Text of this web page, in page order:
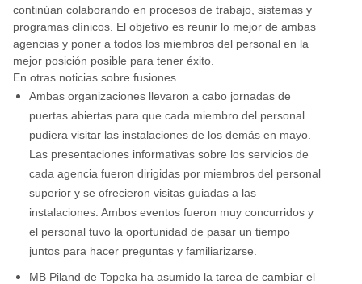
continúan colaborando en procesos de trabajo, sistemas y
programas clínicos. El objetivo es reunir lo mejor de ambas
agencias y poner a todos los miembros del personal en la
mejor posición posible para tener éxito.
En otras noticias sobre fusiones…
Ambas organizaciones llevaron a cabo jornadas de
puertas abiertas para que cada miembro del personal
pudiera visitar las instalaciones de los demás en mayo.
Las presentaciones informativas sobre los servicios de
cada agencia fueron dirigidas por miembros del personal
superior y se ofrecieron visitas guiadas a las
instalaciones. Ambos eventos fueron muy concurridos y
el personal tuvo la oportunidad de pasar un tiempo
juntos para hacer preguntas y familiarizarse.
MB Piland de Topeka ha asumido la tarea de cambiar el